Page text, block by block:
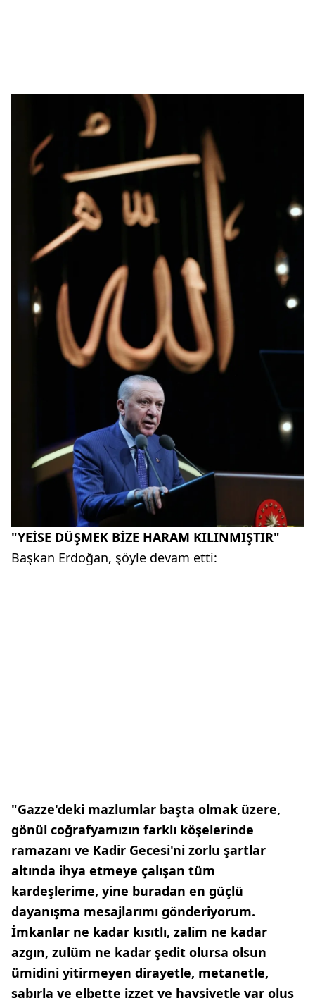
"YEİSE DÜŞMEK BİZE HARAM KILINMIŞTIR"
Başkan Erdoğan, şöyle devam etti:
"Gazze'deki mazlumlar başta olmak üzere,
gönül coğrafyamızın farklı köşelerinde
ramazanı ve Kadir Gecesi'ni zorlu şartlar
altında ihya etmeye çalışan tüm
kardeşlerime, yine buradan en güçlü
dayanışma mesajlarımı gönderiyorum.
İmkanlar ne kadar kısıtlı, zalim ne kadar
azgın, zulüm ne kadar şedit olursa olsun
ümidini yitirmeyen dirayetle, metanetle,
sabırla ve elbette izzet ve haysiyetle var oluş